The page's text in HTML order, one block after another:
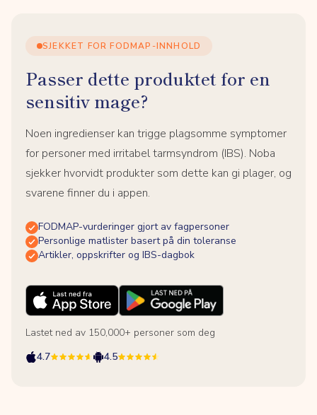
SJEKKET FOR FODMAP-INNHOLD
Passer dette produktet for en
sensitiv mage?
Noen ingredienser kan trigge plagsomme symptomer
for personer med irritabel tarmsyndrom (IBS). Noba
sjekker hvorvidt produkter som dette kan gi plager, og
svarene finner du i appen.
FODMAP-vurderinger gjort av fagpersoner
Personlige matlister basert på din toleranse
Artikler, oppskrifter og IBS-dagbok
Lastet ned av 150,000+ personer som deg
4.7
4.5